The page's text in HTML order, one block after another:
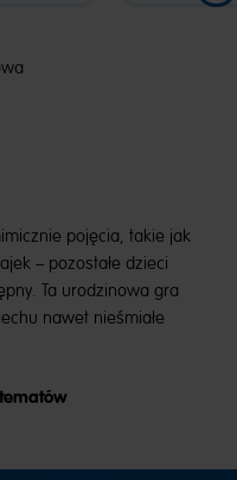
pojęcia, takie jak
– pozostałe dzieci
Ta urodzinowa gra
nawet nieśmiałe